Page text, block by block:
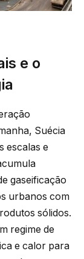
e o
Suécia
escalas e
gaseificação
urbanos com
sólidos.
regime de
e calor para